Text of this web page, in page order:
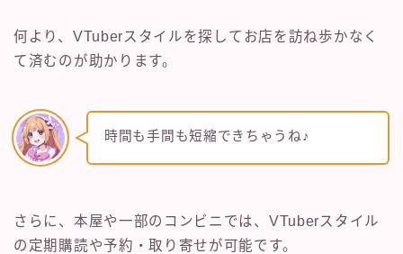
何より、VTuberスタイルを探してお店を訪ね歩かなく
て済むのが助かります。
時間も手間も短縮できちゃうね♪
さらに、本屋や一部のコンビニでは、VTuberスタイル
の定期購読や予約・取り寄せが可能です。